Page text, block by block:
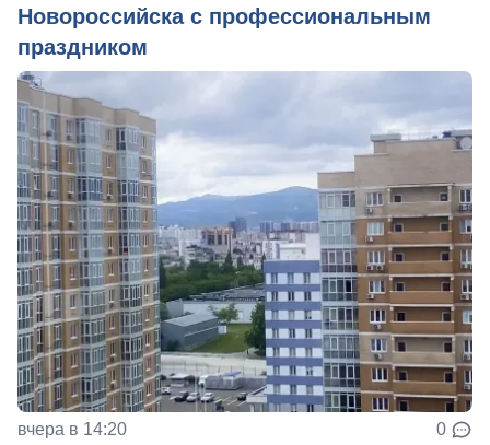
Новороссийска с профессиональным
праздником
вчера в 14:20 0